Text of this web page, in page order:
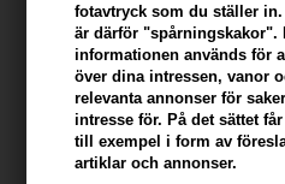
fotavtryck som du ställer
är därför "spårningskakor".
informationen används för
över dina intressen, vanor
relevanta annonser för
intresse för. På det sättet
till exempel i form av
artiklar och annonser.